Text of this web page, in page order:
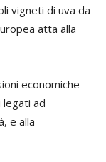
vigneti di uva da
atta alla
economiche
legati ad
e alla